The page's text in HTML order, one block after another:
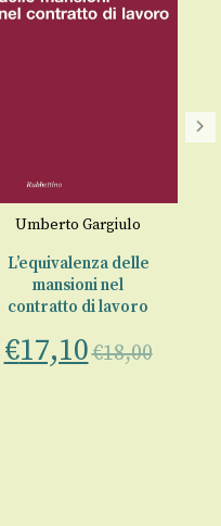
Umberto Gargiulo
L’equivalenza delle
mansioni nel
contratto di lavoro
€17,10€18,00